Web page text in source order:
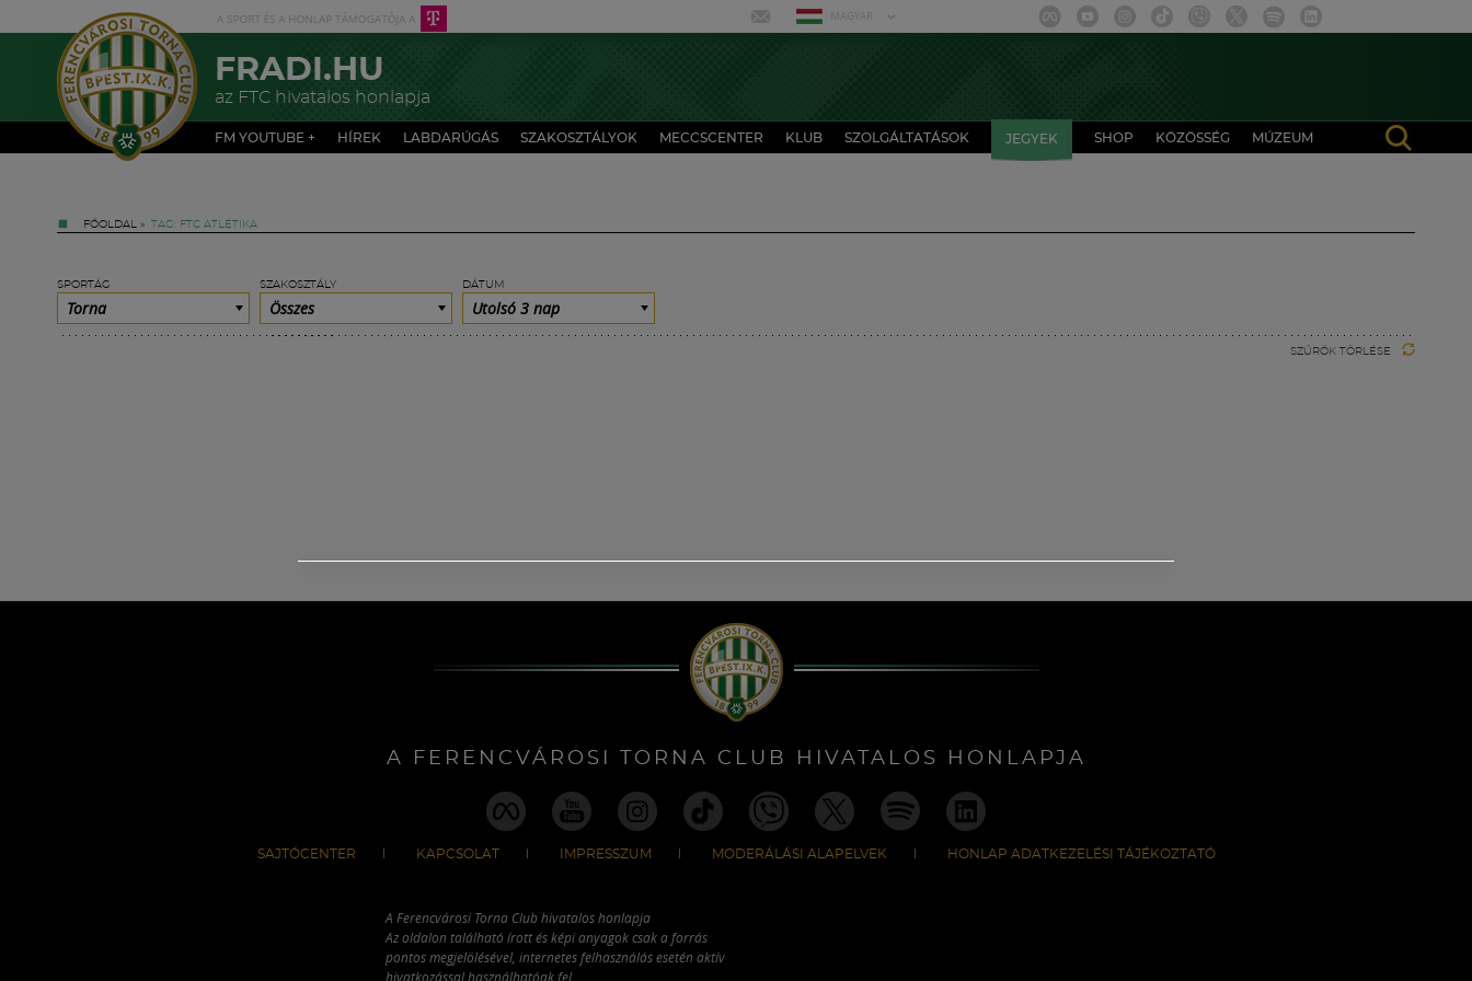
MAGYAR
FRADI.HU
az FTC hivatalos honlapja
FM YOUTUBE + HÍREK LABDARÚGÁS SZAKOSZTÁLYOK MECCSCENTER KLUB SZOLGÁLTATÁSOK JEGYEK SHOP KÖZÖSSÉG MÚZEUM
FŐOLDAL » TAG: FTC ATLÉTIKA
SPORTÁG
Torna
SZAKOSZTÁLY
Összes
DÁTUM
Utolsó 3 nap
SZŰRŐK TÖRLÉSE
A FERENCVÁROSI TORNA CLUB HIVATALOS HONLAPJA
SAJTÓCENTER KAPCSOLAT IMPRESSZUM MODERÁLÁSI ALAPELVEK HONLAP ADATKEZELÉSI TÁJÉKOZTATÓ
A Ferencvárosi Torna Club hivatalos honlapja
Az oldalon található írott és képi anyagok csak a forrás
pontos megjelölésével, internetes felhasználás esetén aktív
hivatkozással használhatóak fel.